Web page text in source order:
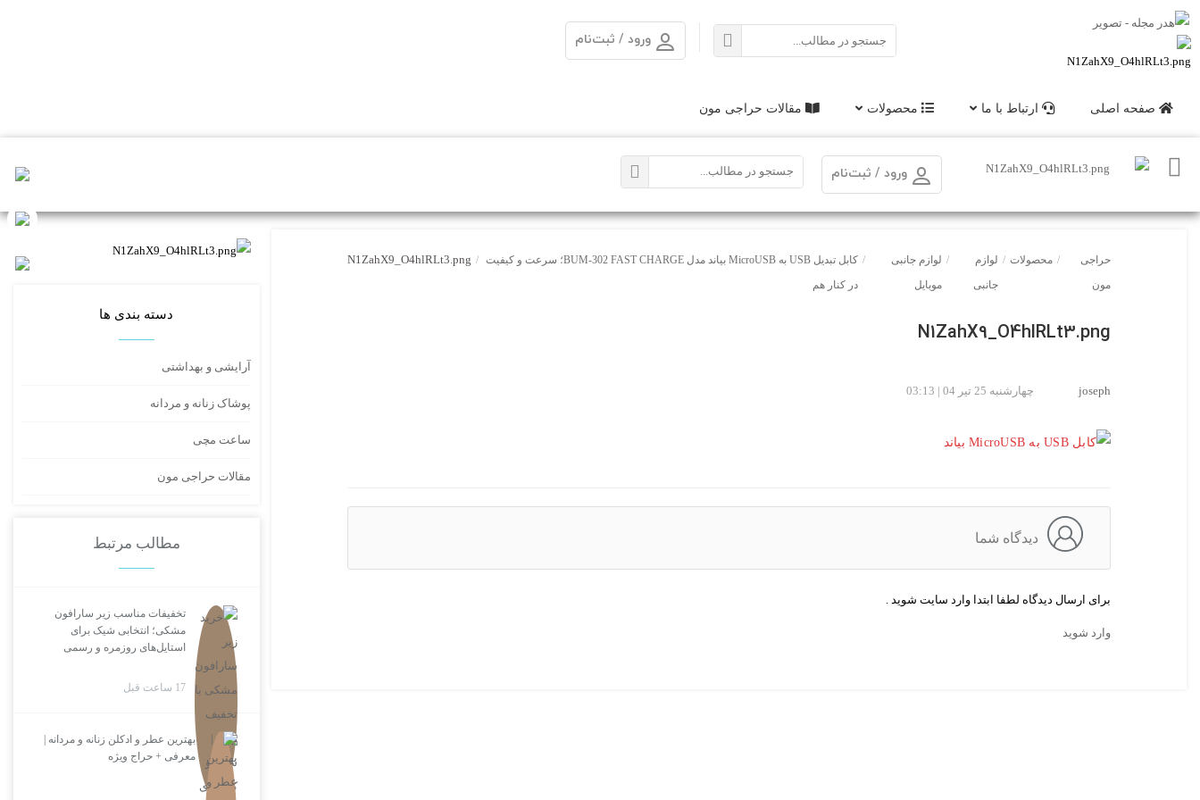
ورود / ثبت‌نام
صفحه اصلی ارتباط با ما محصولات مقالات حراجی مون
ورود / ثبت‌نام
حراجی
مون
/ محصولات / لوازم
جانبی
/ لوازم جانبی
موبایل
/
کابل تبدیل USB به MicroUSB بیاند مدل BUM-302 FAST CHARGE؛ سرعت و کیفیت
در کنار هم
/
N1ZahX9_O4hlRLt3.png
N1ZahX9_O4hlRLt3.png
joseph چهارشنبه 25 تیر 04 | 03:13
دیدگاه شما
برای ارسال دیدگاه لطفا ابتدا وارد سایت شوید .
وارد شوید
دسته بندی ها
آرایشی و بهداشتی
پوشاک زنانه و مردانه
ساعت مچی
مقالات حراجی مون
مطالب مرتبط
تخفیفات مناسب زیر سارافون
مشکی؛ انتخابی شیک برای
استایل‌های روزمره و رسمی
17 ساعت قبل
بهترین عطر و ادکلن زنانه و مردانه |
معرفی + حراج ویژه